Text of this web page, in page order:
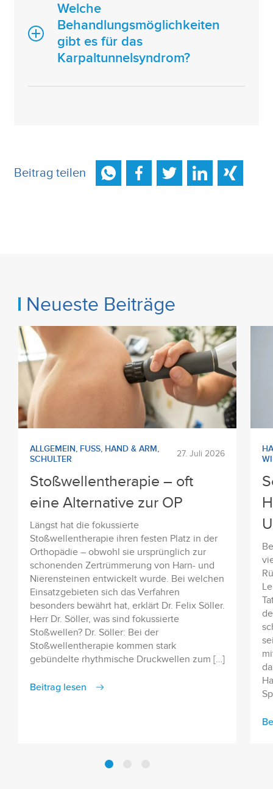
Welche
Behandlungsmöglichkeiten
gibt es für das
Karpaltunnelsyndrom?
Beitrag teilen
Neueste Beiträge
ALLGEMEIN, FUSS , HAND & ARM,
SCHULTER
27. Juli 2026
Stoßwellentherapie – oft
eine Alternative zur OP
Längst hat die fokussierte
Stoßwellentherapie ihren festen Platz in der
Orthopädie – obwohl sie ursprünglich zur
schonenden Zertrümmerung von Harn- und
Nierensteinen entwickelt wurde. Bei welchen
Einsatzgebieten sich das Verfahren
besonders bewährt hat, erklärt Dr. Felix Söller.
Herr Dr. Söller, was sind fokussierte
Stoßwellen? Dr. Söller: Bei der
Stoßwellentherapie kommen stark
gebündelte rhythmische Druckwellen zum […]
Beitrag lesen